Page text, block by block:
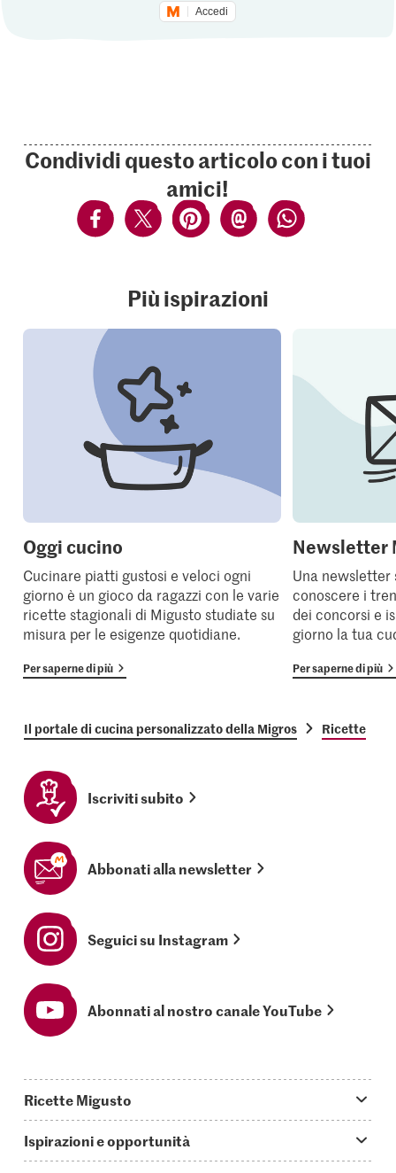
Accedi
Condividi questo articolo con i tuoi
amici!
Più ispirazioni
Oggi cucino
Cucinare piatti gustosi e veloci ogni
giorno è un gioco da ragazzi con le varie
ricette stagionali di Migusto studiate su
misura per le esigenze quotidiane.
Per saperne di più
Newsletter
Una
conoscere i
dei concorsi e
giorno la tua
Per saperne di più
Il portale di cucina personalizzato della Migros Ricette
Iscriviti subito
Abbonati alla newsletter
Seguici su Instagram
Abonnati al nostro canale YouTube
Ricette Migusto
Oggi cucino
Ispirazioni e opportunità